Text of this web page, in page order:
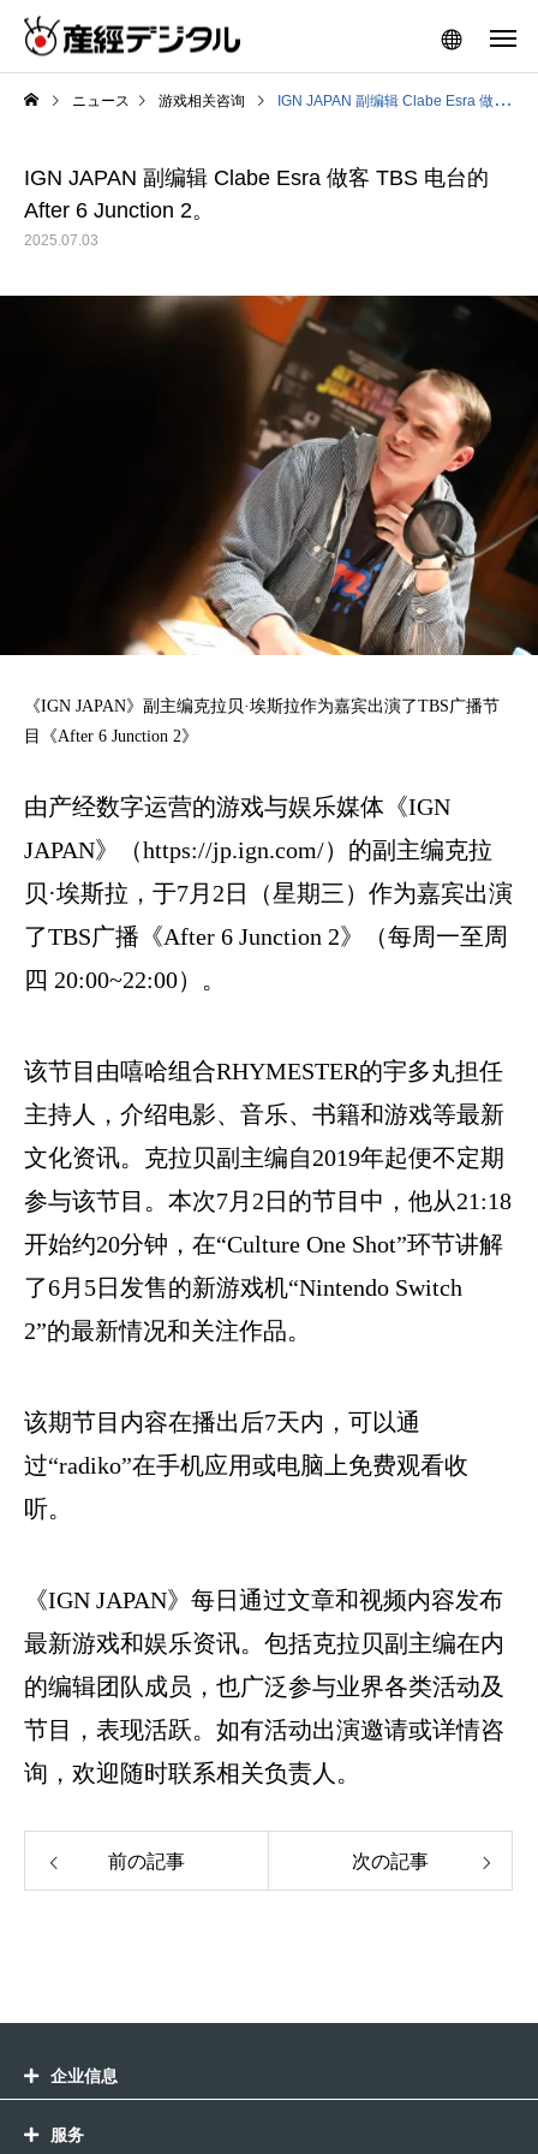
ニュース 游戏相关咨询 IGN JAPAN 副编辑 Clabe Esra 做客 TBS 电台的 After 6 Junction 2。
IGN JAPAN 副编辑 Clabe Esra 做客 TBS 电台的
After 6 Junction 2。
2025.07.03
《IGN JAPAN》副主编克拉贝·埃斯拉作为嘉宾出演了TBS广播节
目《After 6 Junction 2》
由产经数字运营的游戏与娱乐媒体《IGN
JAPAN》（https://jp.ign.com/）的副主编克拉
贝·埃斯拉，于7月2日（星期三）作为嘉宾出演
了TBS广播《After 6 Junction 2》（每周一至周
四 20:00~22:00）。
该节目由嘻哈组合RHYMESTER的宇多丸担任
主持人，介绍电影、音乐、书籍和游戏等最新
文化资讯。克拉贝副主编自2019年起便不定期
参与该节目。本次7月2日的节目中，他从21:18
开始约20分钟，在“Culture One Shot”环节讲解
了6月5日发售的新游戏机“Nintendo Switch
2”的最新情况和关注作品。
该期节目内容在播出后7天内，可以通
过“radiko”在手机应用或电脑上免费观看收
听。
《IGN JAPAN》 每日通过文章和视频内容发布
最新游戏和娱乐资讯。包括克拉贝副主编在内
的编辑团队成员，也广泛参与业界各类活动及
节目，表现活跃。如有活动出演邀请或详情咨
询，欢迎随时联系相关负责人。
前の記事 次の記事
企业信息
服务